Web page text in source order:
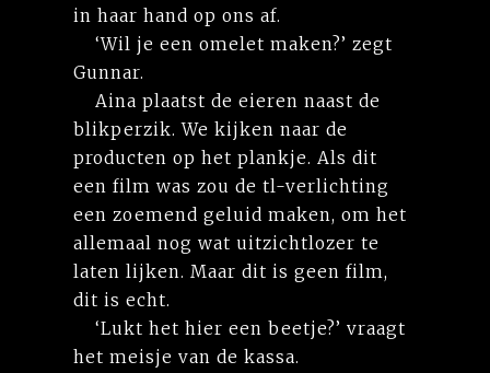
in haar hand op ons af.
‘Wil je een omelet maken?’ zegt
Gunnar.
Aina plaatst de eieren naast de
blikperzik. We kijken naar de
producten op het plankje. Als dit
een film was zou de tl-verlichting
een zoemend geluid maken, om het
allemaal nog wat uitzichtlozer te
laten lijken. Maar dit is geen film,
dit is echt.
‘Lukt het hier een beetje?’ vraagt
het meisje van de kassa.